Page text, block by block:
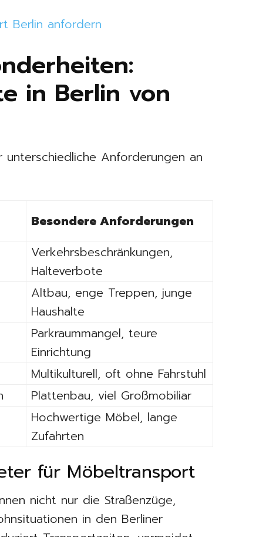
Berlin anfordern
in Berlin von
unterschiedliche Anforderungen an
Besondere Anforderungen
Verkehrsbeschränkungen,
Halteverbote
Altbau, enge Treppen, junge
Haushalte
Parkraummangel, teure
Einrichtung
Multikulturell, oft ohne Fahrstuhl
Plattenbau, viel Großmobiliar
Hochwertige Möbel, lange
Zufahrten
für Möbeltransport
nicht nur die Straßenzüge,
in den Berliner